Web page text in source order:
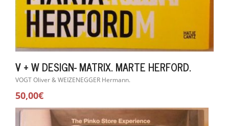
V + W DESIGN- MATRIX. MARTE HERFORD.
VOGT Oliver & WEIZENEGGER Hermann.
50,00€